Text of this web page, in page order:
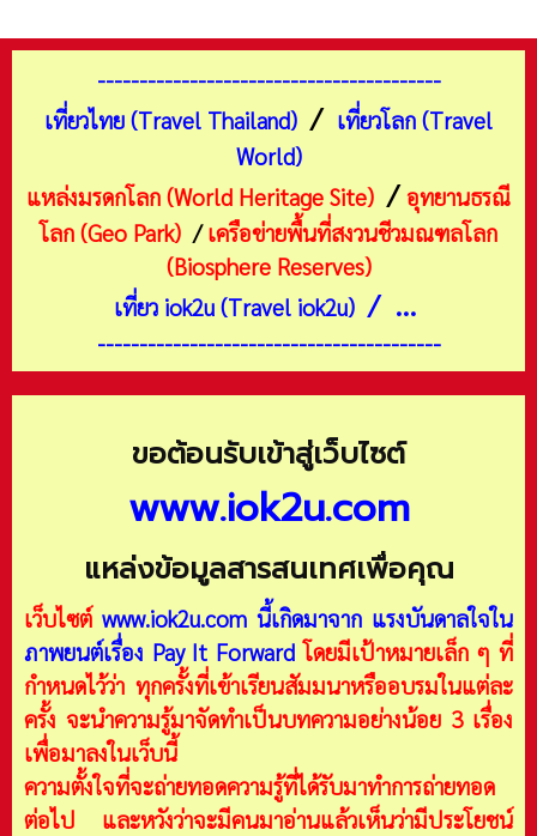
-----------------------------------------
เที่ยวไทย (Travel Thailand) / เที่ยวโลก (Travel
World)
แหล่งมรดกโลก (World Heritage Site) /อุทยานธรณี
โลก (Geo Park) /เครือข่ายพื้นที่สงวนชีวมณฑลโลก
(Biosphere Reserves)
เที่ยว iok2u (Travel iok2u) / ...
-----------------------------------------
ขอต้อนรับเข้าสู่เว็บไซต์
www.iok2u.com
แหล่งข้อมูลสารสนเทศเพื่อคุณ
เว็บไซต์ www.iok2u.com นี้เกิดมาจาก แรงบันดาลใจใน
ภาพยนต์เรื่อง Pay It Forward โดยมีเป้าหมายเล็ก ๆ ที่
กำหนดไว้ว่า ทุกครั้งที่เข้าเรียนสัมมนาหรืออบรมในแต่ละ
ครั้ง จะนำความรู้มาจัดทำเป็นบทความอย่างน้อย 3 เรื่อง
เพื่อมาลงในเว็บนี้
ความตั้งใจที่จะถ่ายทอดความรู้ที่ได้รับมาทำการถ่ายทอด
ต่อไป และหวังว่าจะมีคนมาอ่านแล้วเห็นว่ามีประโยชน์